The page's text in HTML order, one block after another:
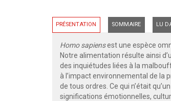
PRÉSENTATION SOMMAIRE LU
Homo sapiensest une espèce
Notre alimentation résulte ainsi
des inquiétudes liées à la
à l’impact environnemental de la
de tous ordres. Ce qui n’était
significations émotionnelles,